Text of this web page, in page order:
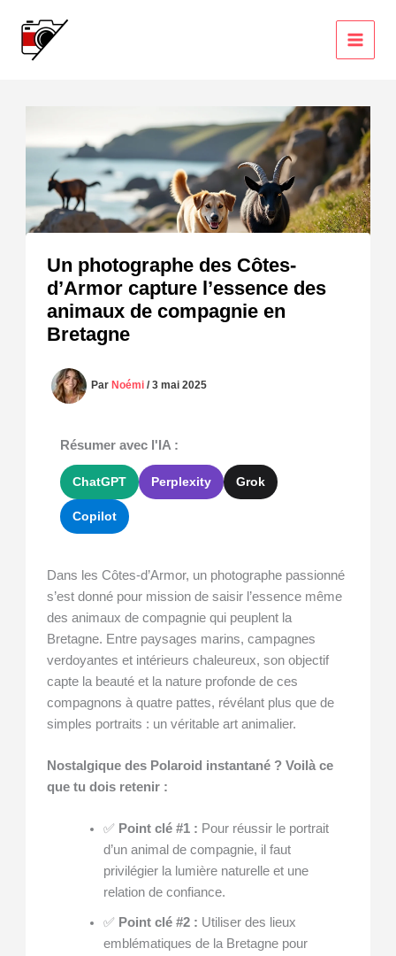
contenu
Un photographe des Côtes-
d’Armor capture l’essence des
animaux de compagnie en
Bretagne
ParNoémi/3 mai 2025
Résumer avec l'IA :
ChatGPT Perplexity Grok
Copilot
Dans les Côtes-d’Armor, un photographe passionné
s’est donné pour mission de saisir l’essence même
des animaux de compagnie qui peuplent la
Bretagne. Entre paysages marins, campagnes
verdoyantes et intérieurs chaleureux, son objectif
capte la beauté et la nature profonde de ces
compagnons à quatre pattes, révélant plus que de
simples portraits : un véritable art animalier.
Nostalgique des Polaroid instantané ? Voilà ce
que tu dois retenir :
✅ Point clé #1 : Pour réussir le portrait
d’un animal de compagnie, il faut
privilégier la lumière naturelle et une
relation de confiance.
✅ Point clé #2 : Utiliser des lieux
emblématiques de la Bretagne pour